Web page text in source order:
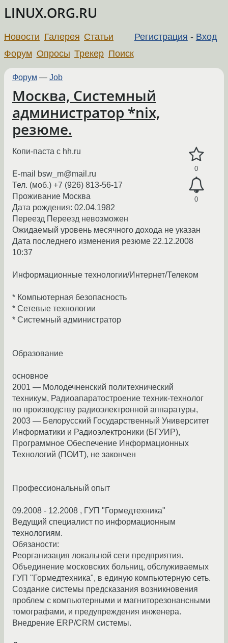
LINUX.ORG.RU
Регистрация - Вход
Новости Галерея Статьи
Форум Опросы Трекер Поиск
Форум — Job
Москва, Системный
администратор *nix,
резюме.
0
0
Копи-паста с hh.ru
E-mail bsw_m@mail.ru
Тел. (моб.) +7 (926) 813-56-17
Проживание Москва
Дата рождения: 02.04.1982
Переезд Переезд невозможен
Ожидаемый уровень месячного дохода не указан
Дата последнего изменения резюме 22.12.2008
10:37
Информационные технологии/Интернет/Телеком
* Компьютерная безопасность
* Сетевые технологии
* Системный администратор
Образование
основное
2001 — Молодечненский политехнический
техникум, Радиоапаратостроение техник-технолог
по производству радиоэлектронной аппаратуры,
2003 — Белорусский Государственный Университет
Информатики и Радиоэлектроники (БГУИР),
Программное Обеспечение Информационных
Технологий (ПОИТ), не закончен
Профессиональный опыт
09.2008 - 12.2008 , ГУП "Гормедтехника"
Ведущий специалист по информационным
технологиям.
Обязаности:
Реорганизация локальной сети предприятия.
Объединение московских больниц, обслуживаемых
ГУП "Гормедтехника", в единую компьютерную сеть.
Создание системы предсказания возникновения
проблем с компьютерными и магниторезонансными
томографами, и предупреждения инженера.
Внедрение ERP/CRM системы.